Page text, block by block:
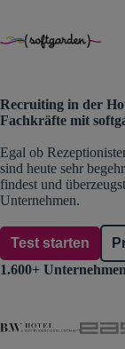
Inhalt
Recruiting in der
Fachkräfte mit
Egal ob
sind heute sehr
findest und
Unternehmen.
Test starten
1.600+